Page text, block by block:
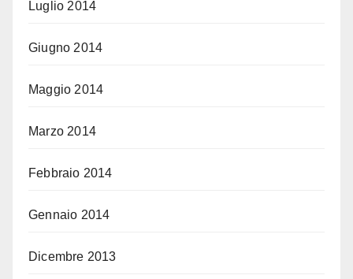
Luglio 2014
Giugno 2014
Maggio 2014
Marzo 2014
Febbraio 2014
Gennaio 2014
Dicembre 2013